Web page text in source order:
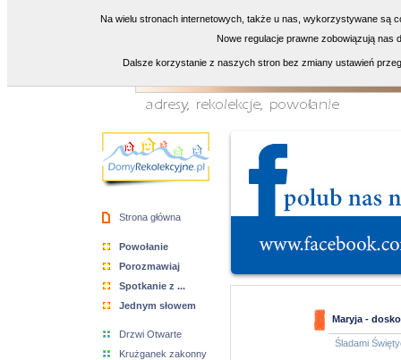
Strona główna
Powołanie
Porozmawiaj
Spotkanie z ...
Jednym słowem
Drzwi Otwarte
Krużganek zakonny
Maryja -
Śladami
Na wielu stronach internetowych, także u nas, wykorzystywane są
Nowe regulacje prawne zobowiązują nas
Dalsze korzystanie z naszych stron bez zmiany ustawień